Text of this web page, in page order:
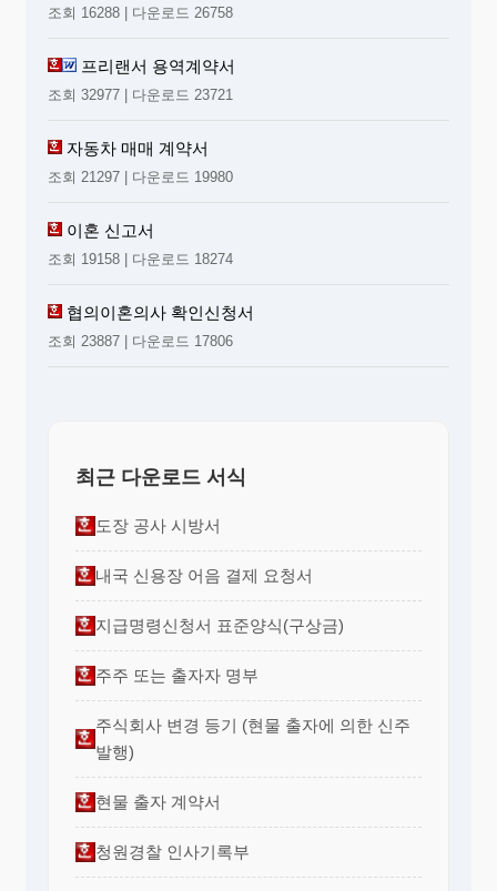
조회 16288 | 다운로드 26758
프리랜서 용역계약서
조회 32977 | 다운로드 23721
자동차 매매 계약서
조회 21297 | 다운로드 19980
이혼 신고서
조회 19158 | 다운로드 18274
협의이혼의사 확인신청서
조회 23887 | 다운로드 17806
최근 다운로드 서식
도장 공사 시방서
내국 신용장 어음 결제 요청서
지급명령신청서 표준양식(구상금)
주주 또는 출자자 명부
주식회사 변경 등기 (현물 출자에 의한 신주
발행)
현물 출자 계약서
청원경찰 인사기록부